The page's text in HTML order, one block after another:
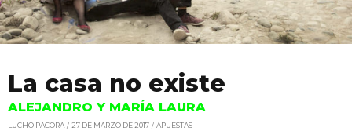
La casa no existe
ALEJANDRO Y MARÍA LAURA
LUCHO PACORA 27 DE MARZO DE 2017 APUESTAS